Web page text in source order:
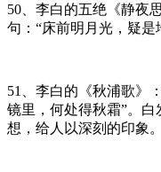
50、李白的五绝《静夜
句：“床前明月光，疑是
51、李白的《秋浦歌》
镜里，何处得秋霜”。
想，给人以深刻的印象。